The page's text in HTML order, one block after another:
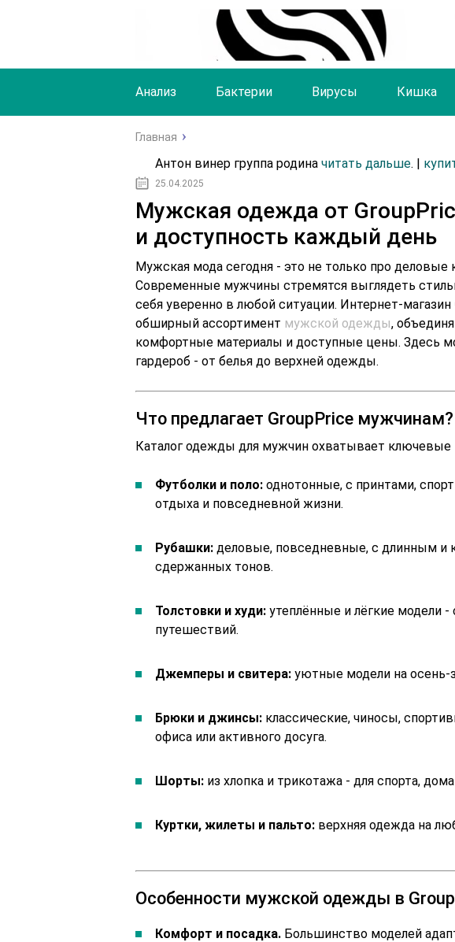
Анализ Бактерии Вирусы Кишка
Главная
Антон винер группа родина читать дальше. |
25.04.2025
Мужская одежда от
и доступность каждый день
Мужская мода сегодня - это не только про
Современные мужчины стремятся выглядеть
себя уверенно в любой ситуации. Интернет-магазин
обширный ассортимент мужской одежды,
комфортные материалы и доступные цены. Здесь
гардероб - от белья до верхней одежды.
Что предлагает GroupPrice мужчинам?
Каталог одежды для мужчин охватывает ключевые
Футболки и поло: однотонные, с принтами,
отдыха и повседневной жизни.
Рубашки: деловые, повседневные, с длинным и
сдержанных тонов.
Толстовки и худи: утеплённые и лёгкие модели -
путешествий.
Джемперы и свитера: уютные модели на осень-
Брюки и джинсы: классические, чиносы,
офиса или активного досуга.
Шорты: из хлопка и трикотажа - для спорта,
Куртки, жилеты и пальто: верхняя одежда на
Особенности мужской одежды в
Комфорт и посадка. Большинство моделей